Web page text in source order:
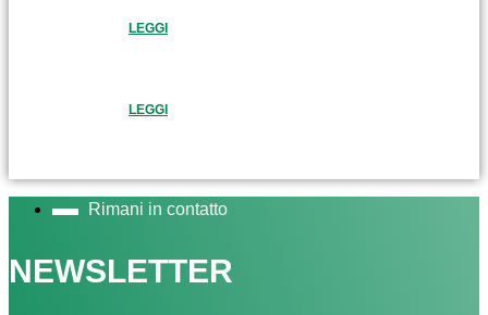
LEGGI
LEGGI
Rimani in contatto
NEWSLETTER